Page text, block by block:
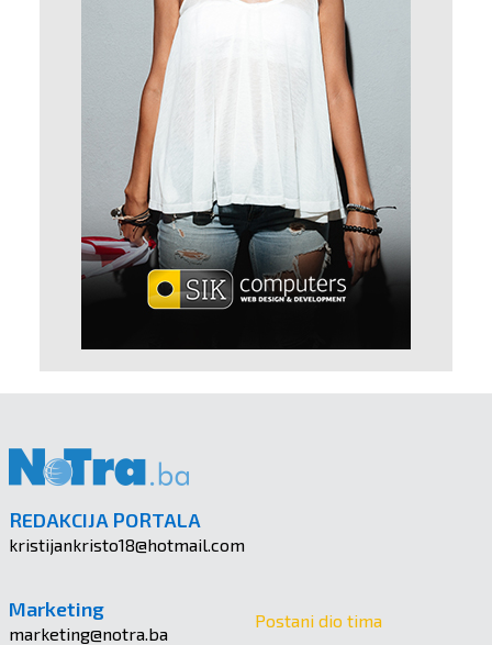
REDAKCIJA PORTALA
kristijankristo18@hotmail.com
Marketing
marketing@notra.ba
Postani dio tima